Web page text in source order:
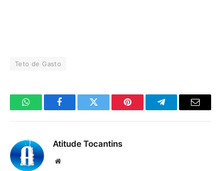
Teto de Gasto
WhatsAppFacebookTwitter Pinterest TelegramaE-
Atitude Tocantins
Site